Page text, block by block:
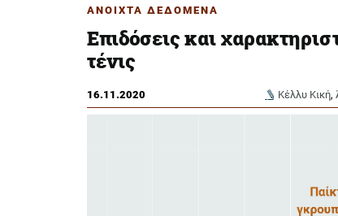
ΑΝΟΙΧΤΑ ΔΕΔΟΜΕΝΑ
Επιδόσεις και
τένις
16.11.2020 Κέλλυ Κική,